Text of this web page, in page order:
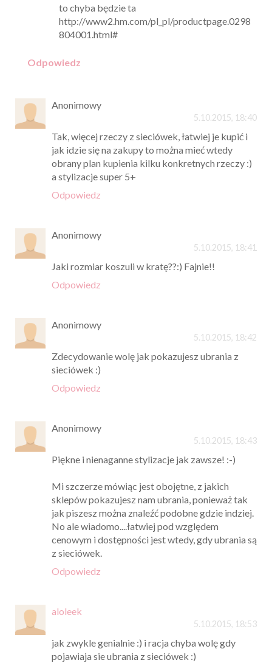
to chyba będzie ta
http://www2.hm.com/pl_pl/productpage.0298
804001.html#
Odpowiedz
Anonimowy
5.10.2015, 18:40
Tak, więcej rzeczy z sieciówek, łatwiej je kupić i
jak idzie się na zakupy to można mieć wtedy
obrany plan kupienia kilku konkretnych rzeczy :)
a stylizacje super 5+
Odpowiedz
Anonimowy
5.10.2015, 18:41
Jaki rozmiar koszuli w kratę??:) Fajnie!!
Odpowiedz
Anonimowy
5.10.2015, 18:42
Zdecydowanie wolę jak pokazujesz ubrania z
sieciówek :)
Odpowiedz
Anonimowy
5.10.2015, 18:43
Piękne i nienaganne stylizacje jak zawsze! :-)
Mi szczerze mówiąc jest obojętne, z jakich
sklepów pokazujesz nam ubrania, ponieważ tak
jak piszesz można znaleźć podobne gdzie indziej.
No ale wiadomo....łatwiej pod względem
cenowym i dostępności jest wtedy, gdy ubrania są
z sieciówek.
Odpowiedz
aloleek
5.10.2015, 18:53
jak zwykle genialnie :) i racja chyba wolę gdy
pojawiaja sie ubrania z sieciówek :)